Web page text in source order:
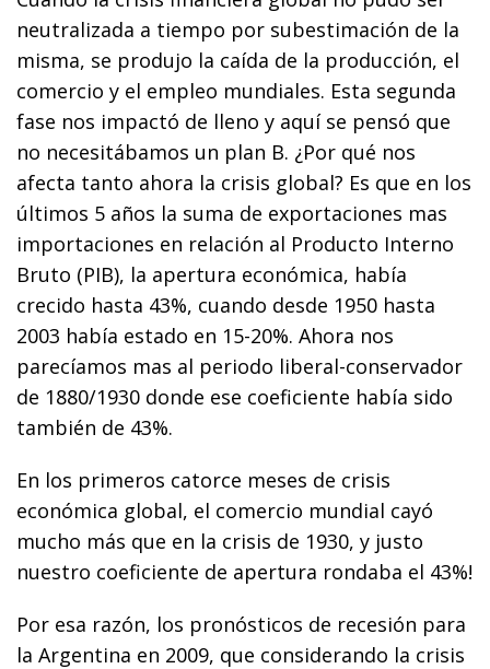
neutralizada a tiempo por subestimación de la
misma, se produjo la caída de la producción, el
comercio y el empleo mundiales. Esta segunda
fase nos impactó de lleno y aquí se pensó que
no necesitábamos un plan B. ¿Por qué nos
afecta tanto ahora la crisis global? Es que en los
últimos 5 años la suma de exportaciones mas
importaciones en relación al Producto Interno
Bruto (PIB), la apertura económica, había
crecido hasta 43%, cuando desde 1950 hasta
2003 había estado en 15-20%. Ahora nos
parecíamos mas al periodo liberal-conservador
de 1880/1930 donde ese coeficiente había sido
también de 43%.
En los primeros catorce meses de crisis
económica global, el comercio mundial cayó
mucho más que en la crisis de 1930, y justo
nuestro coeficiente de apertura rondaba el 43%!
Por esa razón, los pronósticos de recesión para
la Argentina en 2009, que considerando la crisis